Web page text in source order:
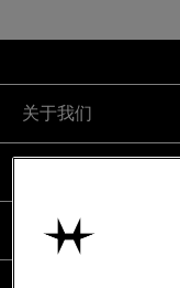
关于我们
使用条款